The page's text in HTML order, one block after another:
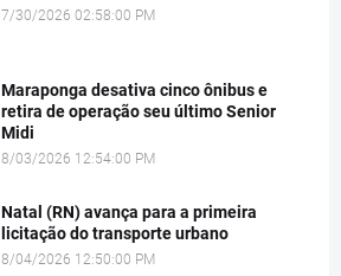
7/30/2026 02:58:00 PM
Maraponga desativa cinco ônibus e
retira de operação seu último Senior
Midi
8/03/2026 12:54:00 PM
Natal (RN) avança para a primeira
licitação do transporte urbano
8/04/2026 12:50:00 PM